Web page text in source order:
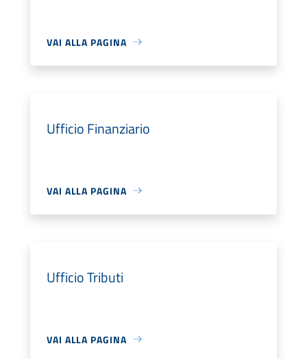
VAI ALLA PAGINA
Ufficio Finanziario
VAI ALLA PAGINA
Ufficio Tributi
VAI ALLA PAGINA